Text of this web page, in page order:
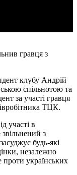
гравця з
клубу Андрій
спільнотою та
за участі гравця
ТЦК.
участі в
звільнений з
будь-які
незалежно
українських